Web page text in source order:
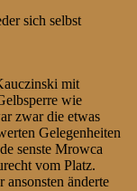
sich selbst
mit
wie
zwar die etwas
Gelegenheiten
senste Mrowca
vom Platz.
ansonsten änderte